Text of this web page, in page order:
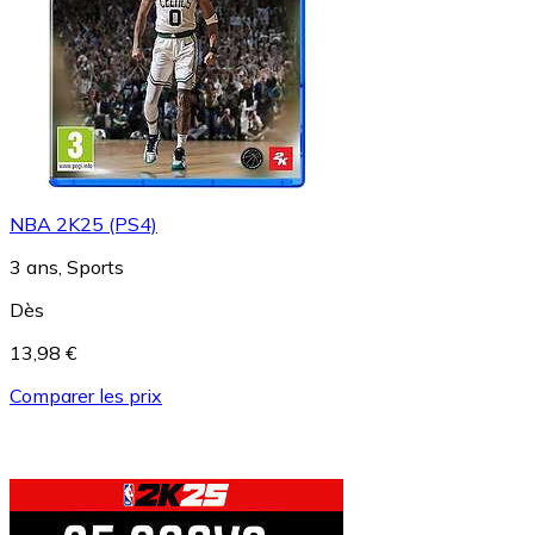
NBA 2K25 (PS4)
3 ans, Sports
Dès
13,98 €
Comparer les prix